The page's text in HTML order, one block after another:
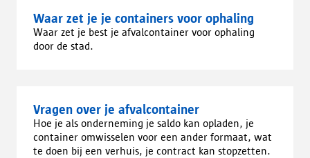
Waar zet je je containers voor ophaling
Waar zet je best je afvalcontainer voor ophaling
door de stad.
Vragen over je afvalcontainer
Hoe je als onderneming je saldo kan opladen, je
container omwisselen voor een ander formaat, wat
te doen bij een verhuis, je contract kan stopzetten.